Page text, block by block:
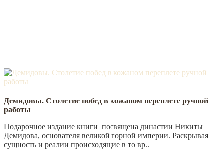
Демидовы. Столетие побед в кожаном переплете ручной
работы
Подарочное издание книги посвящена династии Никиты
Демидова, основателя великой горной империи. Раскрывая
сущность и реалии происходящие в то вр..